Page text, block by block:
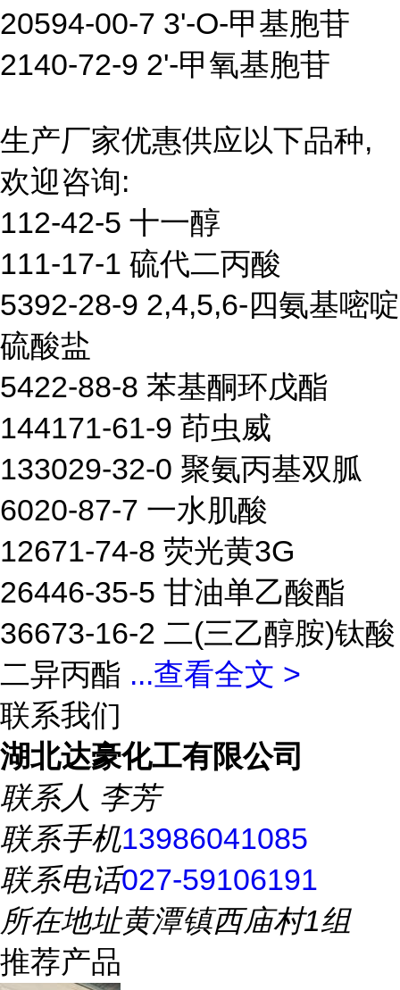
20594-00-7 3'-O-甲基胞苷
2140-72-9 2'-甲氧基胞苷
生产厂家优惠供应以下品种,
欢迎咨询:
112-42-5 十一醇
111-17-1 硫代二丙酸
5392-28-9 2,4,5,6-四氨基嘧啶
硫酸盐
5422-88-8 苯基酮环戊酯
144171-61-9 茚虫威
133029-32-0 聚氨丙基双胍
6020-87-7 一水肌酸
12671-74-8 荧光黄3G
26446-35-5 甘油单乙酸酯
36673-16-2 二(三乙醇胺)钛酸
二异丙酯 ...查看全文 >
联系我们
湖北达豪化工有限公司
联系人 李芳
联系手机13986041085
联系电话027-59106191
所在地址黄潭镇西庙村1组
推荐产品